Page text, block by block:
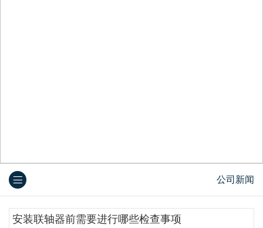
公司新闻
安装联轴器前需要进行哪些检查事项